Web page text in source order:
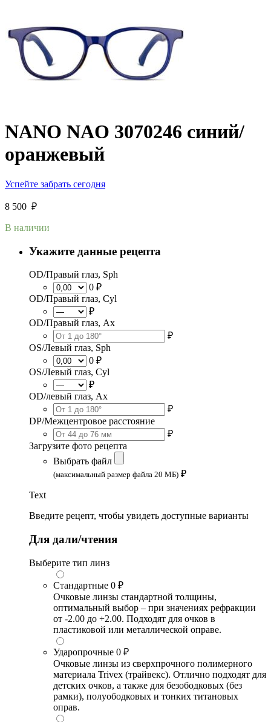
NANO NAO 3070246 синий/
оранжевый
Успейте забрать сегодня
8 500 ₽
В наличии
Укажите данные рецепта
OD/Правый глаз, Sph
0 ₽
OD/Правый глаз, Cyl
₽
OD/Правый глаз, Ax
₽
OS/Левый глаз, Sph
0 ₽
OS/Левый глаз, Cyl
₽
OD/левый глаз, Ax
₽
DP/Межцентровое расстояние
₽
Загрузите фото рецепта
Выбрать файл
(максимальный размер файла 20 МБ) ₽
Text
Введите рецепт, чтобы увидеть доступные варианты
Для дали/чтения
Выберите тип линз
Стандартные 0 ₽
Очковые линзы стандартной толщины,
оптимальный выбор – при значениях рефракции
от -2.00 до +2.00. Подходят для очков в
пластиковой или металлической оправе.
Ударопрочные 0 ₽
Очковые линзы из сверхпрочного полимерного
материала Trivex (трайвекс). Отлично подходят для
детских очков, а также для безободковых (без
рамки), полуободковых и тонких титановых
оправ.